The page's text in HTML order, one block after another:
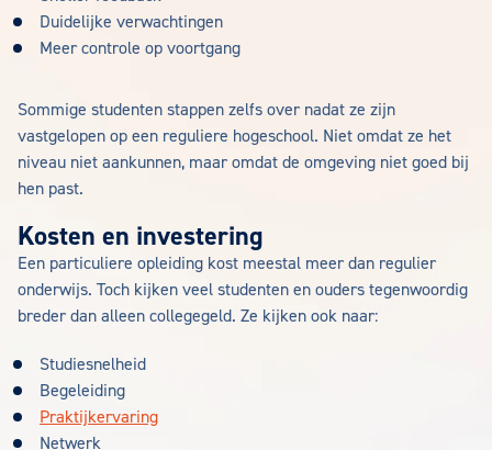
Duidelijke verwachtingen
Meer controle op voortgang
Sommige studenten stappen zelfs over nadat ze zijn
vastgelopen op een reguliere hogeschool. Niet omdat ze het
niveau niet aankunnen, maar omdat de omgeving niet goed bij
hen past.
Kosten en investering
Een particuliere opleiding kost meestal meer dan regulier
onderwijs. Toch kijken veel studenten en ouders tegenwoordig
breder dan alleen collegegeld. Ze kijken ook naar:
Studiesnelheid
Begeleiding
Praktijkervaring
Netwerk